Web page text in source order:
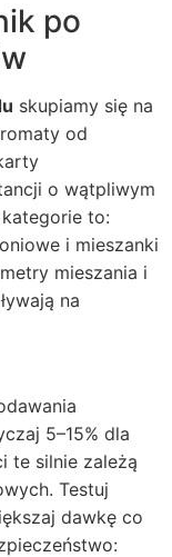
po
skupiamy się na
od
o wątpliwym
to:
i mieszanki
mieszania i
na
5–15% dla
te silnie zależą
Testuj
dawkę co